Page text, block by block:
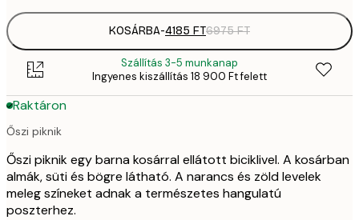
KOSÁRBA-4185 FT6975 FT
Szállítás 3-5 munkanap
Ingyenes kiszállítás 18 900 Ft felett
Raktáron
Őszi piknik
Őszi piknik egy barna kosárral ellátott biciklivel. A kosárban
almák, süti és bögre látható. A narancs és zöld levelek
meleg színeket adnak a természetes hangulatú
poszterhez.